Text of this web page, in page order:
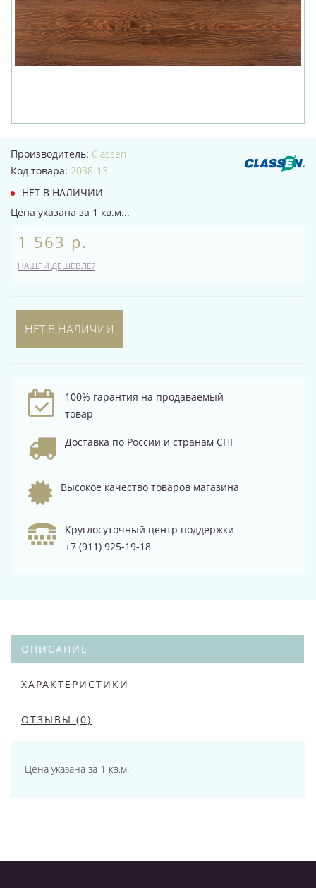
Производитель: Classen
Код товара: 2038-13
НЕТ В НАЛИЧИИ
Цена указана за 1 кв.м...
1 563 р.
НАШЛИ ДЕШЕВЛЕ?
НЕТ В НАЛИЧИИ
100% гарантия на продаваемый
товар
Доставка по России и странам СНГ
Высокое качество товаров магазина
Круглосуточный центр поддержки
+7 (911) 925-19-18
ОПИСАНИЕ
ХАРАКТЕРИСТИКИ
ОТЗЫВЫ (0)
Цена указана за 1 кв.м.